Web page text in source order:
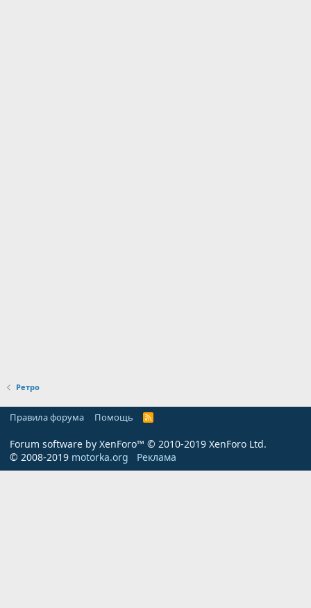
Ретро
Правила форума Помощь
R
Forum software by XenForo™ © 2010-2019 XenForo Ltd.
© 2008-2019 motorka.org Реклама